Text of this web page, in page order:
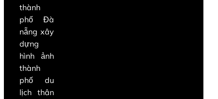
thành
phố Đà
nẵng xây
dựng
hình ảnh
thành
phố du
lịch thân